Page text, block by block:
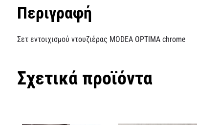
Περιγραφή
Σετ εντοιχισμού ντουζιέρας MODEA OPTIMA chrome
Σχετικά προϊόντα